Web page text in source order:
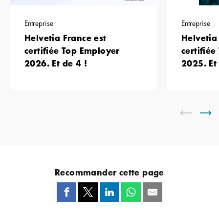
Entreprise
Helvetia France est
certifiée Top Employer
2026. Et de 4 !
Entreprise
Helvetia
certifiée
2025.
Recommander cette page